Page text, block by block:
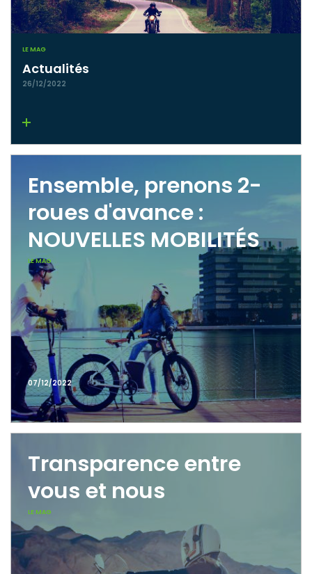
LE MAG
Actualités
26/12/2022
Lire la suite
LE MAG
Ensemble, prenons 2-
roues d'avance :
NOUVELLES MOBILITÉS
07/12/2022
LE MAG
Transparence entre
vous et nous